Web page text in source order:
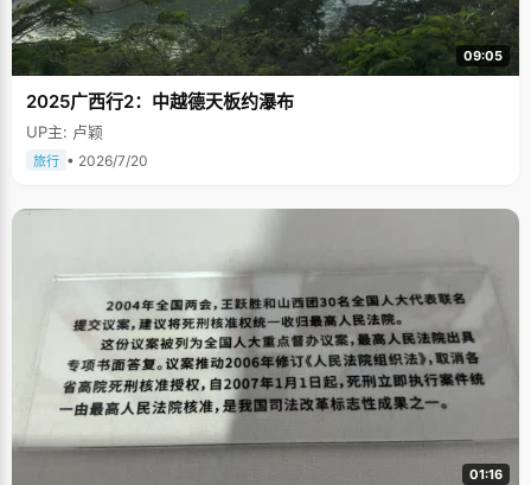
09:05
2025广西行2：中越德天板约瀑布
UP主: 卢颖
旅行 • 2026/7/20
01:16